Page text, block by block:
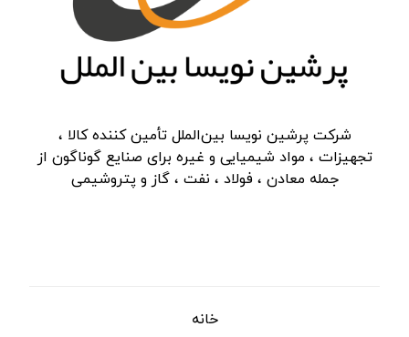
شرکت پرشین نویسا بین‌الملل تأمین کننده کالا ،
تجهیزات ، مواد شیمیایی و غیره برای صنایع گوناگون از
جمله معادن ، فولاد ، نفت ، گاز و پتروشیمی
خانه